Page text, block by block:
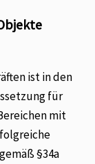
ist in den
für
mit
§34a